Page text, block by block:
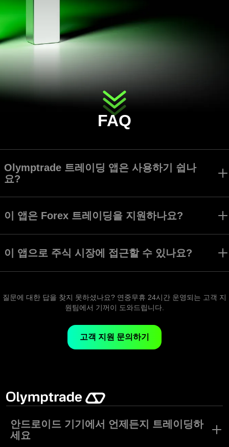
FAQ
Olymptrade 트레이딩 앱은 사용하기 쉽나
요?
를 검색하고 모든 도구를 사용할 수 있도록 만들어졌습니다.
이 앱은 Forex 트레이딩을 지원하나요?
모드, 전략, 자산이 지원되어 다양한 트레이딩 스타일과 취향을 가진 사
용자들 모두에게 안성맞춤입니다.
이 앱으로 주식 시장에 접근할 수 있나요?
질문에 대한 답을 찾지 못하셨나요? 연중무휴 24시간 운영되는 고객 지
원팀에서 기꺼이 도와드립니다.
고객 지원 문의하기
안드로이드 기기에서 언제든지 트레이딩하
세요